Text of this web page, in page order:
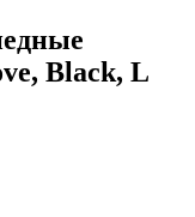
Black, L